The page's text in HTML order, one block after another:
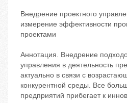
Внедрение проектного
измерение эффективности
проектами
Аннотация. Внедрение
управления в деятельность
актуально в связи с
конкурентной среды. Все
предприятий прибегает к